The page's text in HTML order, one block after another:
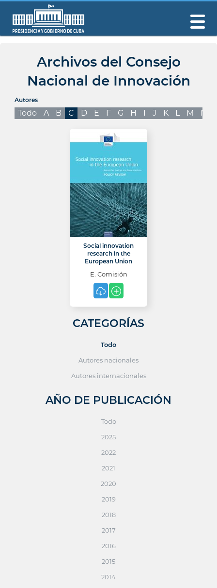
Archivos del Consejo
Nacional de Innovación
Autores
Todo A B C D E F G H I J K L M N
Social innovation
research in the
European Union
E. Comisión
CATEGORÍAS
Todo
Autores nacionales
Autores internacionales
AÑO DE PUBLICACIÓN
Todo
2025
2022
2021
2020
2019
2018
2017
2016
2015
2014